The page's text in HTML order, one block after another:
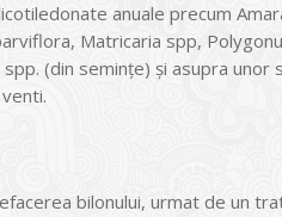
anuale precum
Matricaria spp,
(din seminţe) şi asupra unor
bilonului, urmat de un